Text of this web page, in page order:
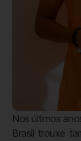
Nos últimos
Brasil trouxe